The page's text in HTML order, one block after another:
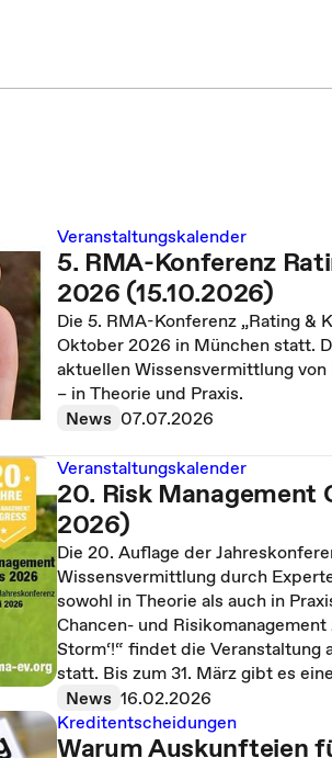
Veranstaltungskalender
5. RMA-Konferenz
2026 (15.10.2026)
Die 5. RMA-Konferenz „Rating &
Oktober 2026 in München statt.
aktuellen Wissensvermittlung
– in Theorie und Praxis.
News 07.07.2026
Veranstaltungskalender
20. Risk Management
2026)
Die 20. Auflage der
Wissensvermittlung durch
sowohl in Theorie als auch in
Chancen- und
Storm‘!“ findet die Veranstaltung
statt. Bis zum 31. März gibt es
News 16.02.2026
Kreditentscheidungen
Warum Auskunfteien